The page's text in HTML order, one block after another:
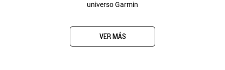
universo Garmin
VER MÁS